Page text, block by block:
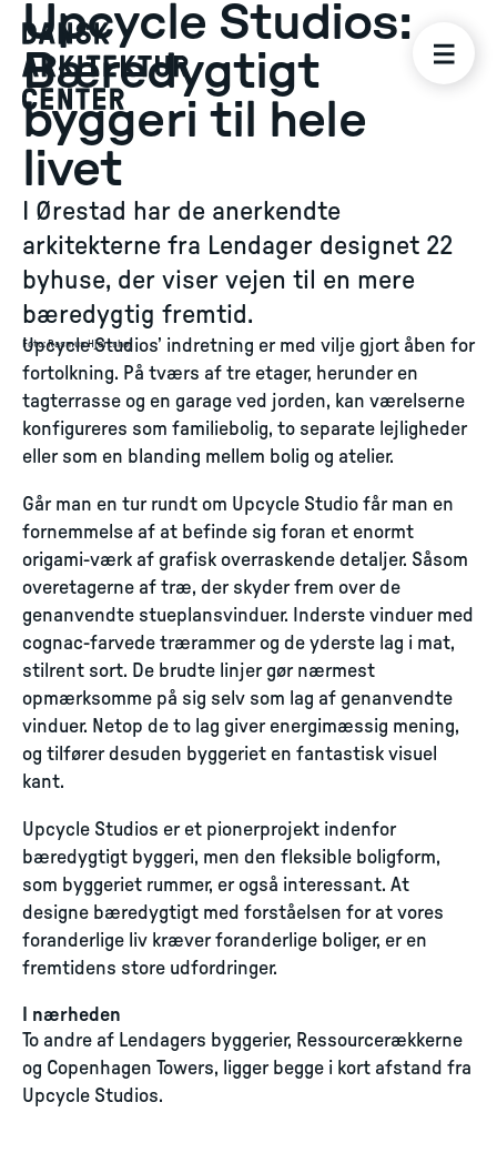
Upcycle Studios:
Bæredygtigt
byggeri til hele
livet
I Ørestad har de anerkendte
arkitekterne fra Lendager designet 22
byhuse, der viser vejen til en mere
bæredygtig fremtid.
Foto:Rasmus Hjortshøj
Upcycle Studios’ indretning er med vilje gjort åben for
fortolkning. På tværs af tre etager, herunder en
tagterrasse og en garage ved jorden, kan værelserne
konfigureres som familiebolig, to separate lejligheder
eller som en blanding mellem bolig og atelier.
Går man en tur rundt om Upcycle Studio får man en
fornemmelse af at befinde sig foran et enormt
origami-værk af grafisk overraskende detaljer. Såsom
overetagerne af træ, der skyder frem over de
genanvendte stueplansvinduer. Inderste vinduer med
cognac-farvede trærammer og de yderste lag i mat,
stilrent sort. De brudte linjer gør nærmest
opmærksomme på sig selv som lag af genanvendte
vinduer. Netop de to lag giver energimæssig mening,
og tilfører desuden byggeriet en fantastisk visuel
kant.
Upcycle Studios er et pionerprojekt indenfor
bæredygtigt byggeri, men den fleksible boligform,
som byggeriet rummer, er også interessant. At
designe bæredygtigt med forståelsen for at vores
foranderlige liv kræver foranderlige boliger, er en
fremtidens store udfordringer.
I nærheden
To andre af Lendagers byggerier, Ressourcerækkerne
og Copenhagen Towers, ligger begge i kort afstand fra
Upcycle Studios.